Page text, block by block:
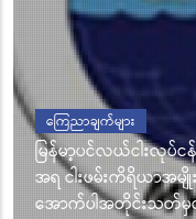
ကြေညာချက်များ
မြန်မာ့ပင်လယ်ငါးလုပ်င
အရ ငါးဖမ်းကိရိယာအမ
အောက်ပါအတိုင်းသ